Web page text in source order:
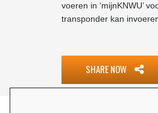
voeren in ‘mijnKNWU’
transponder kan
SHARE NOW